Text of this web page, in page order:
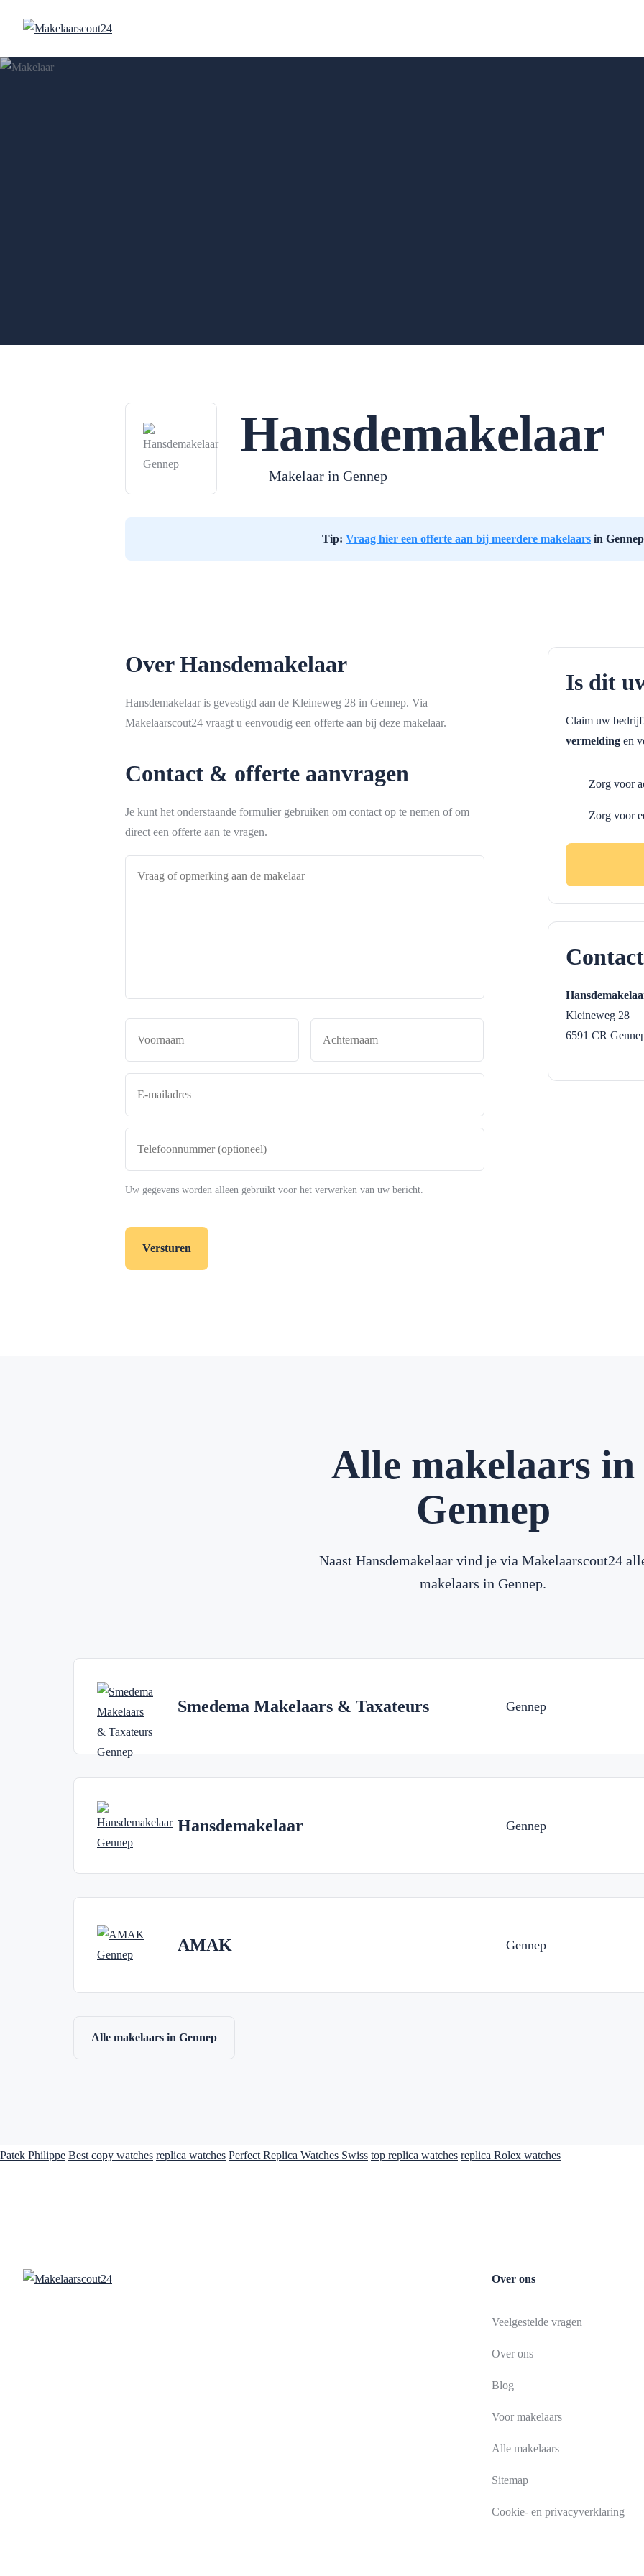
Hansdemakelaar
Makelaar in Gennep
Tip: Vraag hier een offerte aan bij meerdere makelaars in Gennep
Over Hansdemakelaar
Hansdemakelaar is gevestigd aan de Kleineweg 28 in Gennep. Via
Makelaarscout24 vraagt u eenvoudig een offerte aan bij deze makelaar.
Contact & offerte aanvragen
Je kunt het onderstaande formulier gebruiken om contact op te nemen of om
direct een offerte aan te vragen.
Uw gegevens worden alleen gebruikt voor het verwerken van uw bericht.
Is dit
Claim uw
vermelding en
Zorg voor
Zorg voor
Kleineweg 28
6591 CR
Alle makelaars in
Gennep
Naast Hansdemakelaar vind je via Makelaarscout24
makelaars in Gennep.
Smedema Makelaars & Taxateurs Gennep
Hansdemakelaar Gennep
AMAK Gennep
Alle makelaars in Gennep
Patek Philippe Best copy watches replica watches Perfect Replica Watches Swiss top replica watches replica Rolex watches
Over ons
Veelgestelde vragen
Over ons
Blog
Voor makelaars
Alle makelaars
Sitemap
Cookie- en privacyverklaring